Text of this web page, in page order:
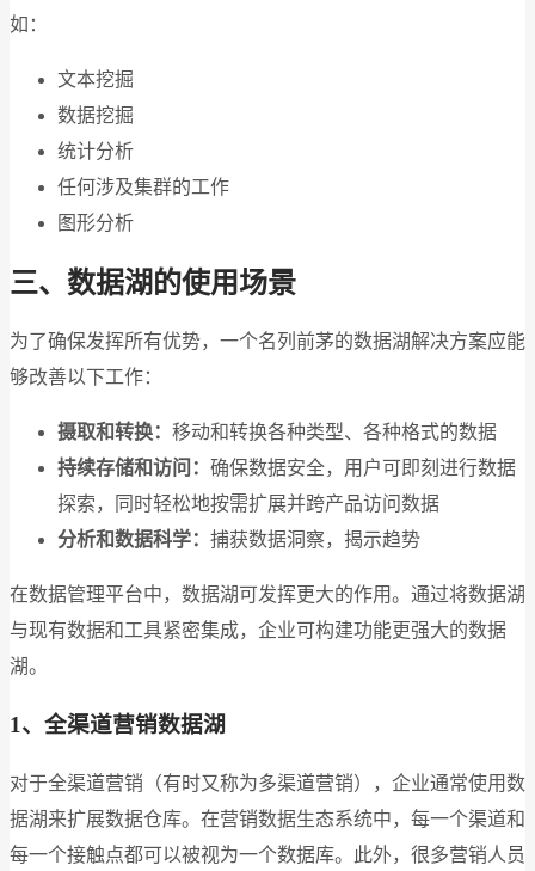
如：
文本挖掘
数据挖掘
统计分析
任何涉及集群的工作
图形分析
三、数据湖的使用场景
为了确保发挥所有优势，一个名列前茅的数据湖解决方案应能
够改善以下工作：
摄取和转换： 移动和转换各种类型、各种格式的数据
持续存储和访问： 确保数据安全，用户可即刻进行数据
探索，同时轻松地按需扩展并跨产品访问数据
分析和数据科学： 捕获数据洞察，揭示趋势
在数据管理平台中，数据湖可发挥更大的作用。通过将数据湖
与现有数据和工具紧密集成，企业可构建功能更强大的数据
湖。
1、全渠道营销数据湖
对于全渠道营销（有时又称为多渠道营销），企业通常使用数
据湖来扩展数据仓库。在营销数据生态系统中，每一个渠道和
每一个接触点都可以被视为一个数据库。此外，很多营销人员